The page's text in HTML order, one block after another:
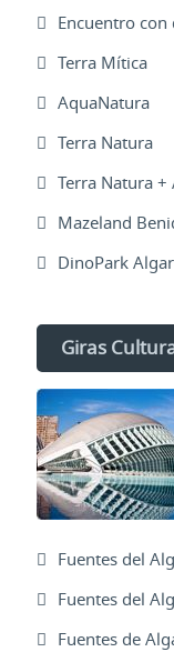
Encuentro
Terra Mítica
AquaNatura
Terra Natura
Terra Natura
Mazeland
DinoPark Algar
Giras
Fuentes del
Fuentes del
Fuentes de